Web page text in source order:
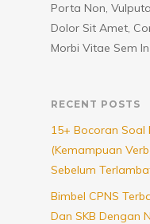
Porta Non,
Dolor Sit Amet,
Morbi Vitae Sem
RECENT POSTS
15+ Bocoran Soal
(Kemampuan
Sebelum
Bimbel CPNS
Dan SKB Dengan